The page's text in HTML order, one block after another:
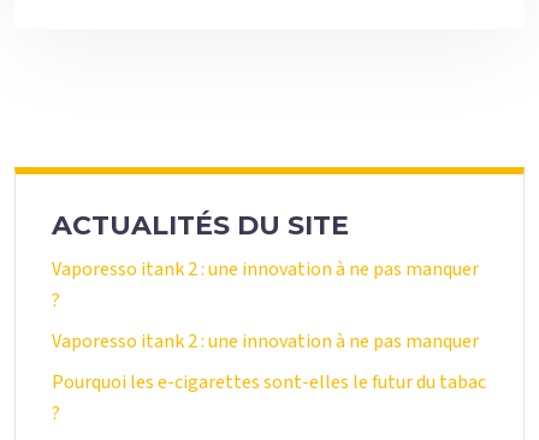
ACTUALITÉS DU SITE
Vaporesso itank 2 : une innovation à ne pas manquer
?
Vaporesso itank 2 : une innovation à ne pas manquer
Pourquoi les e-cigarettes sont-elles le futur du tabac
?